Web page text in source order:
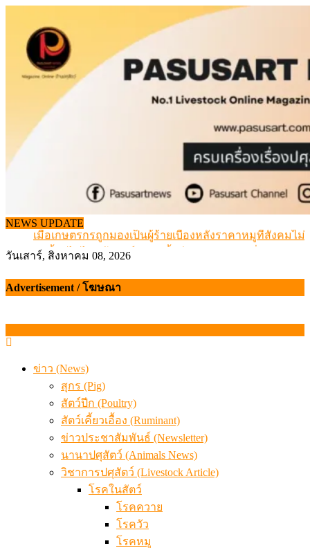
content
NEWS UPDATE
สกัดลักลอบนำเข้าเอ็นโคแช่แข็งกว่า 12.6 ตัน สมุทรสาคร
เมื่อเกษตรกรถูกมองเป็นผู้ร้ายเบื้องหลังราคาหมูที่สังคมไม่
สุดอั้น! ไข่ไก่หน้าฟาร์มปรับขึ้นอีก 6 บาท/แผง เริ่ม 7 ส.ค.69
เดินหน้าดัน “ราคากลางโคเนื้อ” แก้ปัญหาราคาโคเนื้อตก
วันเสาร์, สิงหาคม 08, 2026
Advertisement / โฆษณา
ข่าว (News)
สุกร (Pig)
สัตว์ปีก (Poultry)
สัตว์เคี้ยวเอื้อง (Ruminant)
ข่าวประชาสัมพันธ์ (Newsletter)
นานาปศุสัตว์ (Animals News)
วิชาการปศุสัตว์ (Livestock Article)
โรคในสัตว์
โรคควาย
โรควัว
โรคหมู